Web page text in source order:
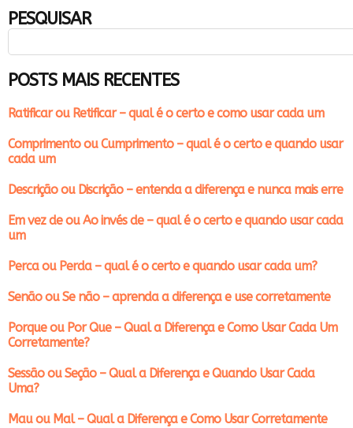
PESQUISAR
POSTS MAIS RECENTES
Ratificar ou Retificar – qual é o certo e como usar cada um
Comprimento ou Cumprimento – qual é o certo e quando usar
cada um
Descrição ou Discrição – entenda a diferença e nunca mais erre
Em vez de ou Ao invés de – qual é o certo e quando usar cada
um
Perca ou Perda – qual é o certo e quando usar cada um?
Senão ou Se não – aprenda a diferença e use corretamente
Porque ou Por Que – Qual a Diferença e Como Usar Cada Um
Corretamente?
Sessão ou Seção – Qual a Diferença e Quando Usar Cada
Uma?
Mau ou Mal – Qual a Diferença e Como Usar Corretamente